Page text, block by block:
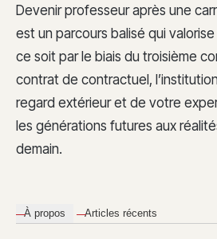
Devenir professeur après une
est un parcours balisé qui
ce soit par le biais du troisième
contrat de contractuel,
regard extérieur et de votre
les générations futures aux
demain.
À propos Articles récents